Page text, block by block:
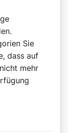
Sie
dass auf
mehr